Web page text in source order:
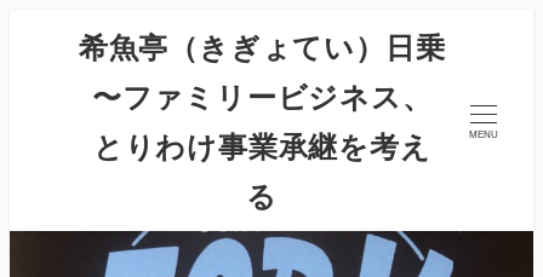
希魚亭（きぎょてい）日乗
〜ファミリービジネス、
とりわけ事業承継を考え
る
MENU